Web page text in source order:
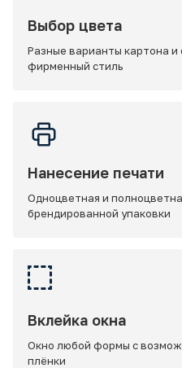
Выбор цвета
Разные варианты картона и
фирменный стиль
Нанесение печати
Одноцветная и
брендированной упаковки
Вклейка окна
Окно любой формы с
плёнки